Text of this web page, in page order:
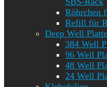
Röhrchen
Refill für
Deep Well
384 Well
96 Well
48 Well
24 Well